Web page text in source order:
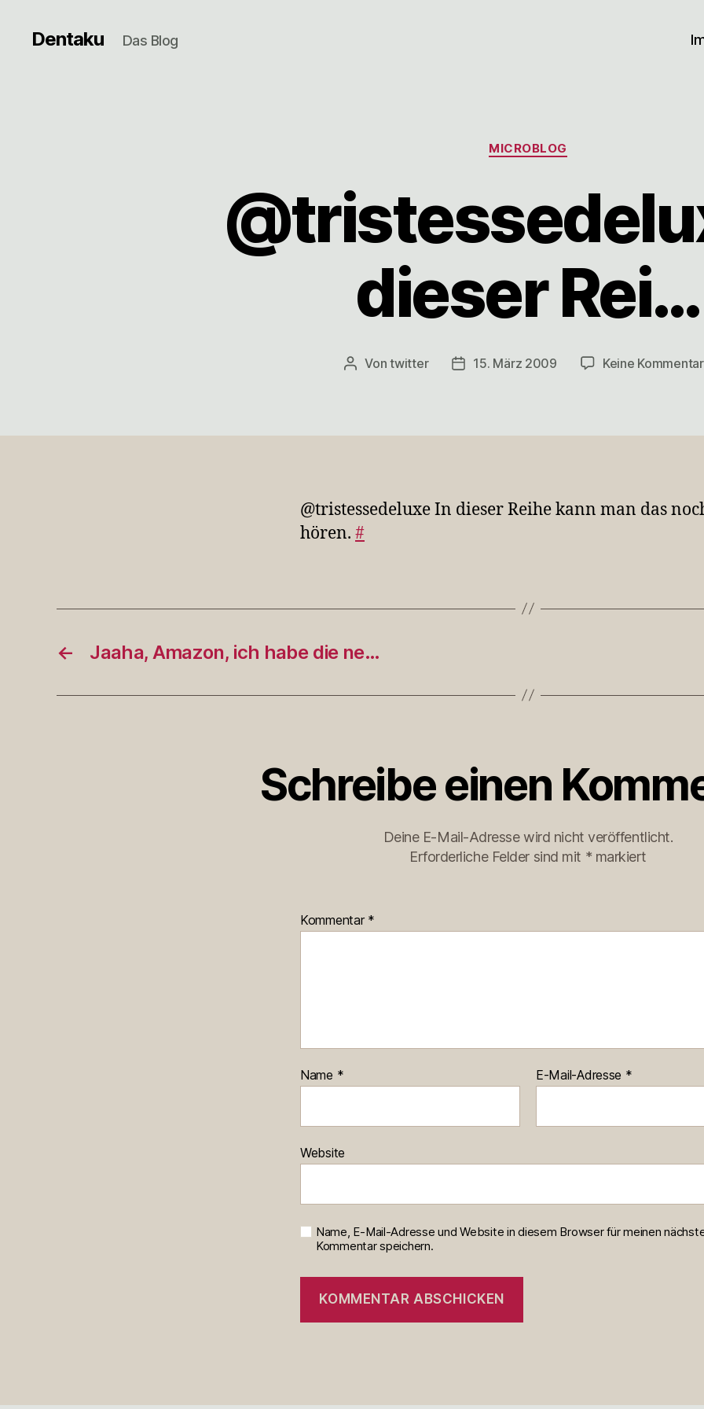
Dentaku Das Blog
Kategorien
MICROBLOG
dieser Rei…
Beitragsautor
Vontwitter Veröffentlichungsdatum
15. März 2009 Keine
@tristessedeluxe In dieser Reihe kann man das
hören. #
← Jaaha, Amazon, ich habe die ne…
Schreibe einen
Deine E-Mail-Adresse wird nicht veröffentlicht.
Erforderliche Felder sind mit * markiert
Kommentar *
Name * E-Mail-Adresse *
Website
Name, E-Mail-Adresse und Website in diesem Browser für meinen
Kommentar speichern.